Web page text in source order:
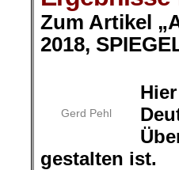
Zum Artikel
2018,
Gerd Pehl
gestalten ist.